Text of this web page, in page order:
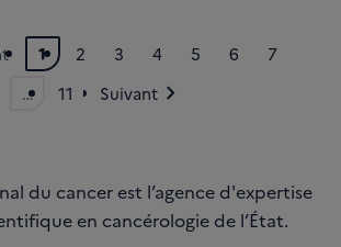
1
Page courante
2 3 4 5 6
7
…
11 Suivant chevron_right
du cancer est l’agence d'expertise
en cancérologie de l’État.